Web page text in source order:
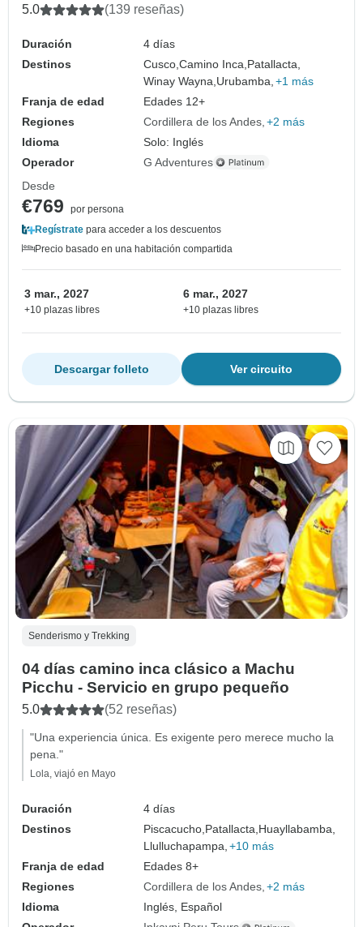
5.0 (139 reseñas)
Duración
4 días
Destinos
Cusco,Camino Inca, Patallacta,
Winay Wayna, Urubamba, +1 más
Franja de edad
Edades 12+
Regiones
Cordillera de los Andes +2 más
Idioma
Solo: Inglés
Operador
G Adventures
Desde
€769
por persona
Regístrate para acceder a los descuentos
Precio basado en una habitación compartida
3 mar., 2027
+10 plazas libres
6 mar., 2027
+10 plazas libres
Ver circuito
Descargar folleto
Senderismo y Trekking
04 días camino inca clásico a Machu
Picchu - Servicio en grupo pequeño
5.0 (52 reseñas)
"Una experiencia única. Es exigente pero merece mucho la
pena."
Lola, viajó en Mayo
Duración
4 días
Destinos
Piscacucho, Patallacta, Huayllabamba,
Llulluchapampa, +10 más
Franja de edad
Edades 8+
Regiones
Cordillera de los Andes +2 más
Idioma
Inglés, Español